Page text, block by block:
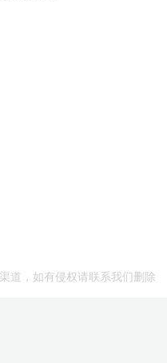
道，如有侵权请联系我们删除